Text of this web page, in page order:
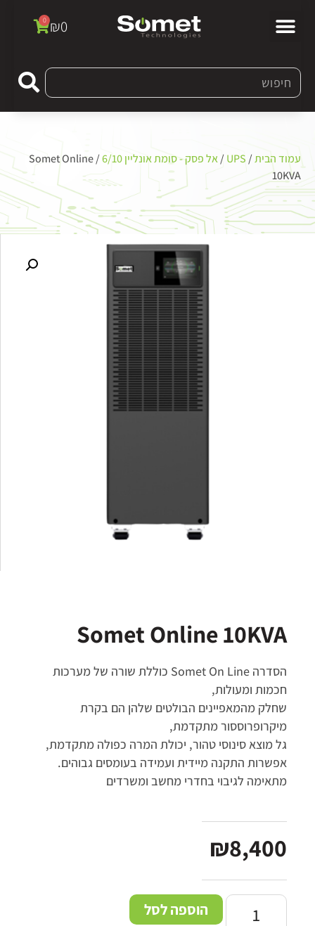
₪0
0
עמוד הבית/
UPS
/אל פסק - סומת אונליין 6/10
/ Somet Online
10KVA
Somet Online 10KVA
הסדרה Somet On Line כוללת שורה של מערכות
חכמות ומעולות,
שחלק מהמאפיינים הבולטים שלהן הם בקרת
מיקרופרוססור מתקדמת,
גל מוצא סינוסי טהור, יכולת המרה כפולה מתקדמת,
אפשרות התקנה מיידית ועמידה בעומסים גבוהים.
מתאימה לגיבוי בחדרי מחשב ומשרדים
₪8,400
הוספה לסל